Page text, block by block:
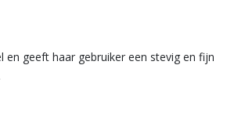
en geeft haar gebruiker een stevig en fijn